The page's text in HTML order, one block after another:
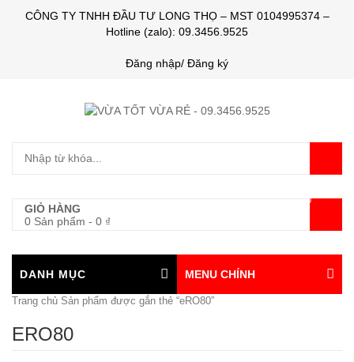
CÔNG TY TNHH ĐẦU TƯ LONG THỌ – MST 0104995374 –
Hotline (zalo): 09.3456.9525
Đăng nhập/ Đăng ký
GIỎ HÀNG
0 Sản phẩm - 0 ₫
0
DANH MỤC MENU CHÍNH
Trang chủ Sản phẩm được gắn thẻ “eRO80”
ERO80